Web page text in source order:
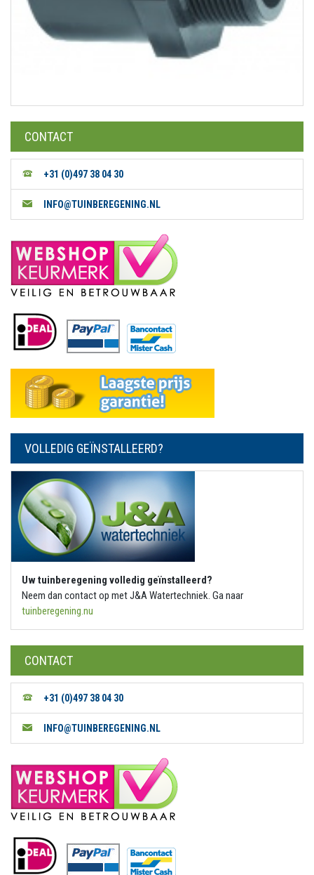
CONTACT
+31 (0)497 38 04 30
INFO@TUINBEREGENING.NL
VOLLEDIG GEÏNSTALLEERD?
Uw tuinberegening volledig geïnstalleerd?
Neem dan contact op met J&A Watertechniek. Ga naar
tuinberegening.nu
CONTACT
+31 (0)497 38 04 30
INFO@TUINBEREGENING.NL